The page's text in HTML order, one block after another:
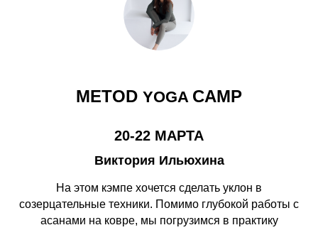
METOD YOGA CAMP
20-22 МАРТА
Виктория Ильюхина
На этом кэмпе хочется сделать уклон в
созерцательные техники. Помимо глубокой работы с
асанами на ковре, мы погрузимся в практику